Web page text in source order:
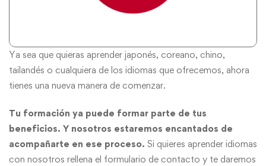
Ya sea que quieras aprender japonés, coreano, chino,
tailandés o cualquiera de los idiomas que ofrecemos, ahora
tienes una nueva manera de comenzar.
Tu formación ya puede formar parte de tus
beneficios. Y nosotros estaremos encantados de
acompañarte en ese proceso. Si quieres aprender idiomas
con nosotros rellena el formulario de contacto y te daremos